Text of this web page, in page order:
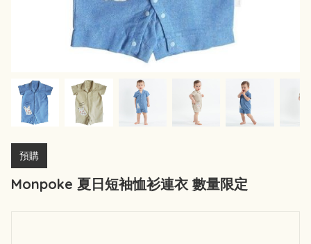
預購
Monpoke 夏日短袖恤衫連衣 數量限定